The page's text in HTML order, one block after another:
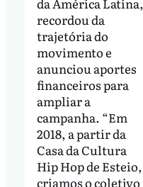
recordou da
trajetória do
movimento e
anunciou aportes
financeiros para
ampliar a
campanha. “Em
2018, a partir da
Casa da Cultura
Hip Hop de Esteio,
criamos o coletivo